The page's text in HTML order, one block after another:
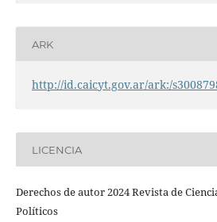
ARK
http://id.caicyt.gov.ar/ark:/
LICENCIA
Derechos de autor 2024 Revista de
Políticos